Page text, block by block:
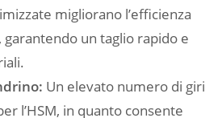
migliorano l’efficienza
garantendo un taglio rapido e
Un elevato numero di giri
l’HSM, in quanto consente